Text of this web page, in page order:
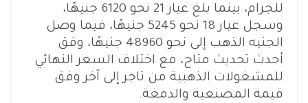
للجرام، بينما بلغ عيار 21 نحو 6120 جنيهًا،
وسجل عيار 18 نحو 5245 جنيهًا، فيما وصل
الجنيه الذهب إلى نحو 48960 جنيهًا، وفق
أحدث تحديث متاح، مع اختلاف السعر النهائي
للمشغولات الذهبية من تاجر إلى آخر وفق
قيمة المصنعية والدمغة.